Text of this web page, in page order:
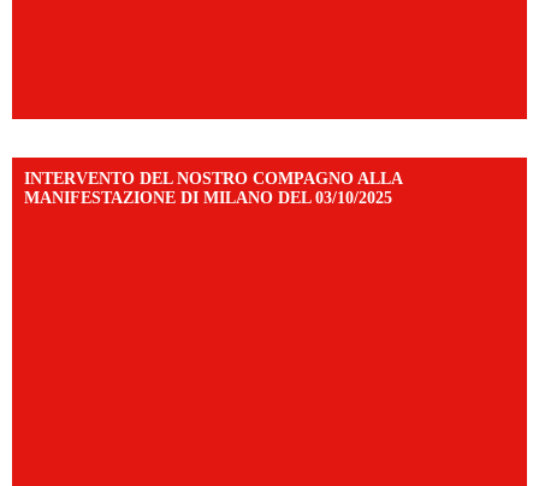
INTERVENTO DEL NOSTRO COMPAGNO ALLA
MANIFESTAZIONE DI MILANO DEL 03/10/2025